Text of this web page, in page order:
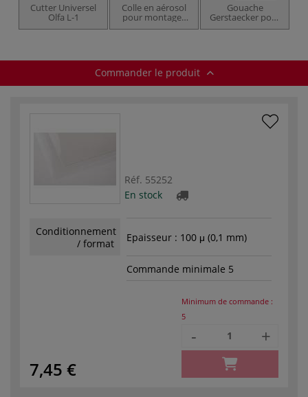
Cutter Universel
Olfa L-1
Colle en aérosol
pour montages
définitifs
Gouache
Gerstaecker pour
écoles
Commander le produit
Réf. 55252
En stock
Conditionnement
/ format
Epaisseur : 100 μ (0,1 mm)
Commande minimale 5
7,45 €
Minimum de commande :
5
- +